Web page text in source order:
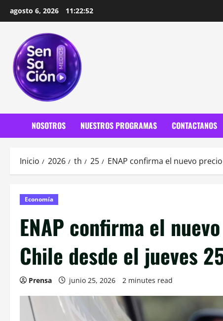
agosto 6, 2026 11:22:54
NOSOTROS NUESTROS PROGRAMAS CONTACTANOS
Inicio 2026 th 25 ENAP confirma el nuevo
Economía
ENAP confirma el
Chile desde el jueves
Prensa junio 25, 2026 2 minutes read